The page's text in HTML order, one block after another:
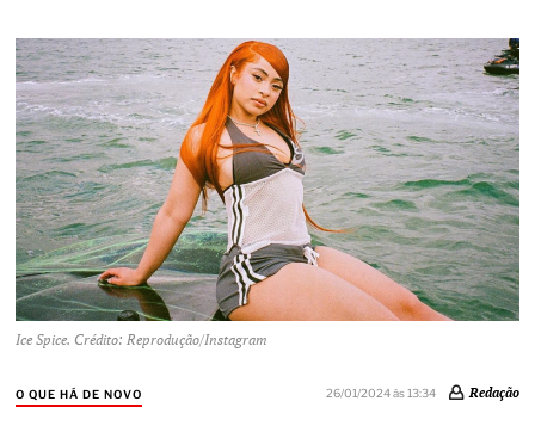
Ice Spice. Crédito: Reprodução/Instagram
O QUE HÁ DE NOVO 26/01/2024 às 13:34 Redação